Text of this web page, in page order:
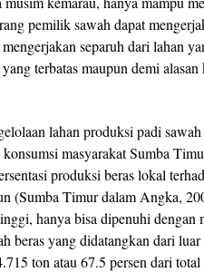
pemilik sawah dapat
separuh dari lahan
terbatas maupun demi
lahan produksi padi
masyarakat Sumba
produksi beras lokal
(Sumba Timur dalam Angka,
hanya bisa dipenuhi dengan
beras yang didatangkan dari
ton atau 67.5 persen dari